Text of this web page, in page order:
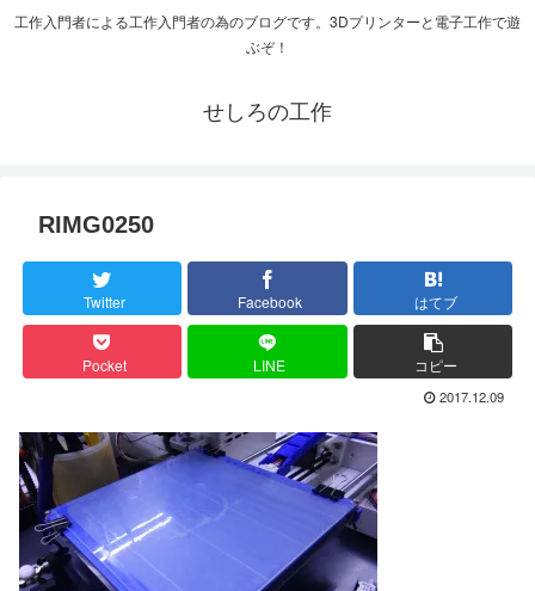
工作入門者による工作入門者の為のブログです。3Dプリンターと電子工作で遊
ぶぞ！
せしろの工作
RIMG0250
Twitter Facebook はてブ
Pocket LINE コピー
2017.12.09